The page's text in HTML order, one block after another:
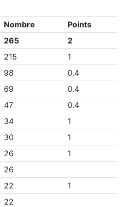
Nombre
Points
265
2
215
1
98
0.4
69
0.4
47
0.4
34
1
30
1
26
1
26
22
1
22